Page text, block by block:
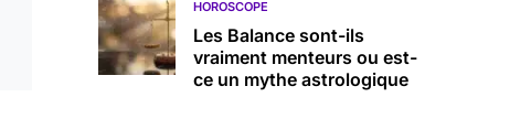
HOROSCOPE
Les Balance sont-ils
vraiment menteurs ou est-
ce un mythe astrologique